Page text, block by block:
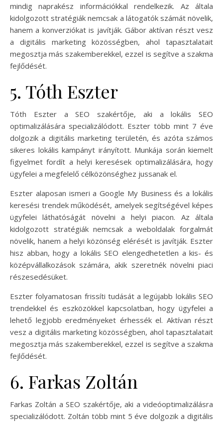
mindig naprakész információkkal rendelkezik. Az általa
kidolgozott stratégiák nemcsak a látogatók számát növelik,
hanem a konverziókat is javítják. Gábor aktívan részt vesz
a digitális marketing közösségben, ahol tapasztalatait
megosztja más szakemberekkel, ezzel is segítve a szakma
fejlődését.
5. Tóth Eszter
Tóth Eszter a SEO szakértője, aki a lokális SEO
optimalizálására specializálódott. Eszter több mint 7 éve
dolgozik a digitális marketing területén, és azóta számos
sikeres lokális kampányt irányított. Munkája során kiemelt
figyelmet fordít a helyi keresések optimalizálására, hogy
ügyfelei a megfelelő célközönséghez jussanak el.
Eszter alaposan ismeri a Google My Business és a lokális
keresési trendek működését, amelyek segítségével képes
ügyfelei láthatóságát növelni a helyi piacon. Az általa
kidolgozott stratégiák nemcsak a weboldalak forgalmát
növelik, hanem a helyi közönség elérését is javítják. Eszter
hisz abban, hogy a lokális SEO elengedhetetlen a kis- és
középvállalkozások számára, akik szeretnék növelni piaci
részesedésüket.
Eszter folyamatosan frissíti tudását a legújabb lokális SEO
trendekkel és eszközökkel kapcsolatban, hogy ügyfelei a
lehető legjobb eredményeket érhessék el. Aktívan részt
vesz a digitális marketing közösségben, ahol tapasztalatait
megosztja más szakemberekkel, ezzel is segítve a szakma
fejlődését.
6. Farkas Zoltán
Farkas Zoltán a SEO szakértője, aki a videóoptimalizálásra
specializálódott. Zoltán több mint 5 éve dolgozik a digitális